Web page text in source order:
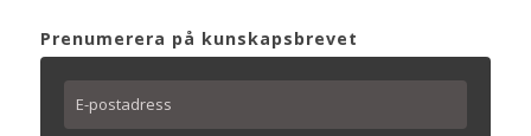
Prenumerera på kunskapsbrevet